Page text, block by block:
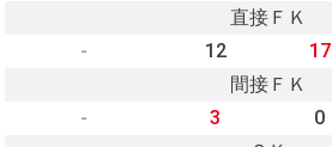
直接ＦＫ
-
12 17
間接ＦＫ
-
3 0